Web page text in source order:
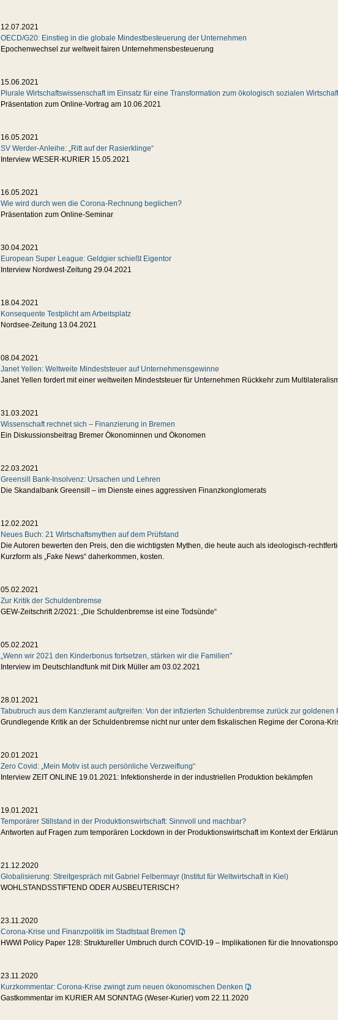
12.07.2021
OECD/G20: Einstieg in die globale Mindestbesteuerung der Unternehmen
Epochenwechsel zur weltweit fairen Unternehmensbesteuerung
15.06.2021
Plurale Wirtschaftswissenschaft im Einsatz für eine Transformation zum ökologisch sozialen
Präsentation zum Online-Vortrag am 10.06.2021
16.05.2021
SV Werder-Anleihe: „Ritt auf der Rasierklinge“
Interview WESER-KURIER 15.05.2021
16.05.2021
Wie wird durch wen die Corona-Rechnung beglichen?
Präsentation zum Online-Seminar
30.04.2021
European Super League: Geldgier schießt Eigentor
Interview Nordwest-Zeitung 29.04.2021
18.04.2021
Konsequente Testplicht am Arbeitsplatz
Nordsee-Zeitung 13.04.2021
08.04.2021
Janet Yellen: Weltweite Mindeststeuer auf Unternehmensgewinne
Janet Yellen fordert mit einer weltweiten Mindeststeuer für Unternehmen Rückkehr zum
31.03.2021
Wissenschaft rechnet sich – Finanzierung in Bremen
Ein Diskussionsbeitrag Bremer Ökonominnen und Ökonomen
22.03.2021
Greensill Bank-Insolvenz: Ursachen und Lehren
Die Skandalbank Greensill – im Dienste eines aggressiven Finanzkonglomerats
12.02.2021
Neues Buch: 21 Wirtschaftsmythen auf dem Prüfstand
Die Autoren bewerten den Preis, den die wichtigsten Mythen, die heute auch als ideologisch-
Kurzform als „Fake News“ daherkommen, kosten.
05.02.2021
Zur Kritik der Schuldenbremse
GEW-Zeitschrift 2/2021: „Die Schuldenbremse ist eine Todsünde“
05.02.2021
„Wenn wir 2021 den Kinderbonus fortsetzen, stärken wir die Familien"
Interview im Deutschlandfunk mit Dirk Müller am 03.02.2021
28.01.2021
Tabubruch aus dem Kanzleramt aufgreifen: Von der infizierten Schuldenbremse zurück zur goldenen
Grundlegende Kritik an der Schuldenbremse nicht nur unter dem fiskalischen Regime der Corona-
20.01.2021
Zero Covid: „Mein Motiv ist auch persönliche Verzweiflung“
Interview ZEIT ONLINE 19.01.2021: Infektionsherde in der industriellen Produktion bekämpfen
19.01.2021
Temporärer Stillstand in der Produktionswirtschaft: Sinnvoll und machbar?
Antworten auf Fragen zum temporären Lockdown in der Produktionswirtschaft im Kontext der
21.12.2020
Globalisierung: Streitgespräch mit Gabriel Felbermayr (Institut für Weltwirtschaft in Kiel)
WOHLSTANDSSTIFTEND ODER AUSBEUTERISCH?
23.11.2020
Corona-Krise und Finanzpolitik im Stadtstaat Bremen
HWWI Policy Paper 128: Struktureller Umbruch durch COVID-19 – Implikationen für die
23.11.2020
Kurzkommentar: Corona-Krise zwingt zum neuen ökonomischen Denken
Gastkommentar im KURIER AM SONNTAG (Weser-Kurier) vom 22.11.2020